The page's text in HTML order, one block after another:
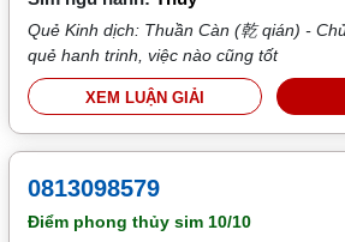
Quẻ Kinh dịch: Thuần Càn (乾 qián) -
quẻ hanh trinh, việc nào cũng tốt
XEM LUẬN GIẢI
0813098579
Điểm phong thủy sim 10/10